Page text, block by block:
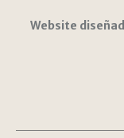
Website